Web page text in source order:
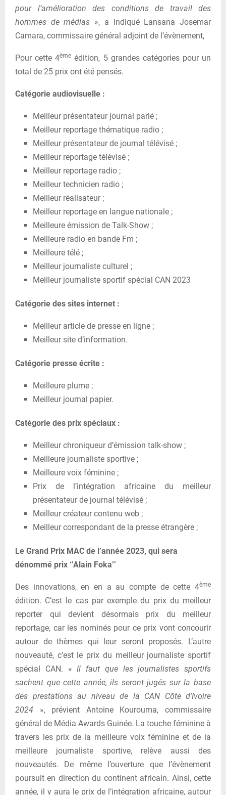
pour l’amélioration des conditions de travail des
hommes de médias », a indiqué Lansana Josemar
Camara, commissaire général adjoint de l’évènement,
Pour cette 4ème édition, 5 grandes catégories pour un
total de 25 prix ont été pensés.
Catégorie audiovisuelle :
Meilleur présentateur journal parlé ;
Meilleur reportage thématique radio ;
Meilleur présentateur de journal télévisé ;
Meilleur reportage télévisé ;
Meilleur reportage radio ;
Meilleur technicien radio ;
Meilleur réalisateur ;
Meilleur reportage en langue nationale ;
Meilleure émission de Talk-Show ;
Meilleure radio en bande Fm ;
Meilleure télé ;
Meilleur journaliste culturel ;
Meilleur journaliste sportif spécial CAN 2023
Catégorie des sites internet :
Meilleur article de presse en ligne ;
Meilleur site d’information.
Catégorie presse écrite :
Meilleure plume ;
Meilleur journal papier.
Catégorie des prix spéciaux :
Meilleur chroniqueur d’émission talk-show ;
Meilleure journaliste sportive ;
Meilleure voix féminine ;
Prix de l’intégration africaine du meilleur
présentateur de journal télévisé ;
Meilleur créateur contenu web ;
Meilleur correspondant de la presse étrangère ;
Le Grand Prix MAC de l’année 2023, qui sera
dénommé prix ‘’Alain Foka’’
Des innovations, en en a au compte de cette 4ème
édition. C’est le cas par exemple du prix du meilleur
reporter qui devient désormais prix du meilleur
reportage, car les nominés pour ce prix vont concourir
autour de thèmes qui leur seront proposés. L’autre
nouveauté, c’est le prix du meilleur journaliste sportif
spécial CAN. «Il faut que les journalistes sportifs
sachent que cette année, ils seront jugés sur la base
des prestations au niveau de la CAN Côte d’Ivoire
2024 », prévient Antoine Kourouma, commissaire
général de Média Awards Guinée. La touche féminine à
travers les prix de la meilleure voix féminine et de la
meilleure journaliste sportive, relève aussi des
nouveautés. De même l’ouverture que l’évènement
poursuit en direction du continent africain. Ainsi, cette
année, il y aura le prix de l’intégration africaine, autour